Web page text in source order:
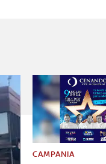
CAMPANIA